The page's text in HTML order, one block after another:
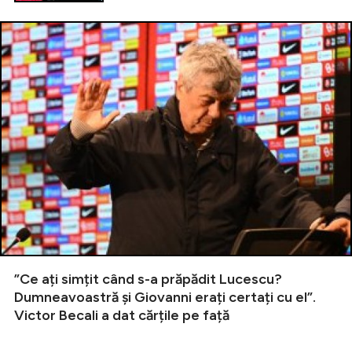
”Ce ați simțit când s-a prăpădit Lucescu?
Dumneavoastră și Giovanni erați certați cu el”.
Victor Becali a dat cărțile pe față